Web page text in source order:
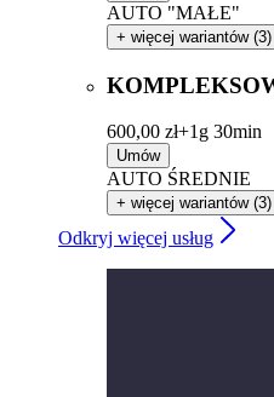
AUTO "MAŁE"
+ więcej wariantów (3)
600,00 zł+1g 30min
Umów
AUTO ŚREDNIE
+ więcej wariantów (3)
Odkryj więcej usług